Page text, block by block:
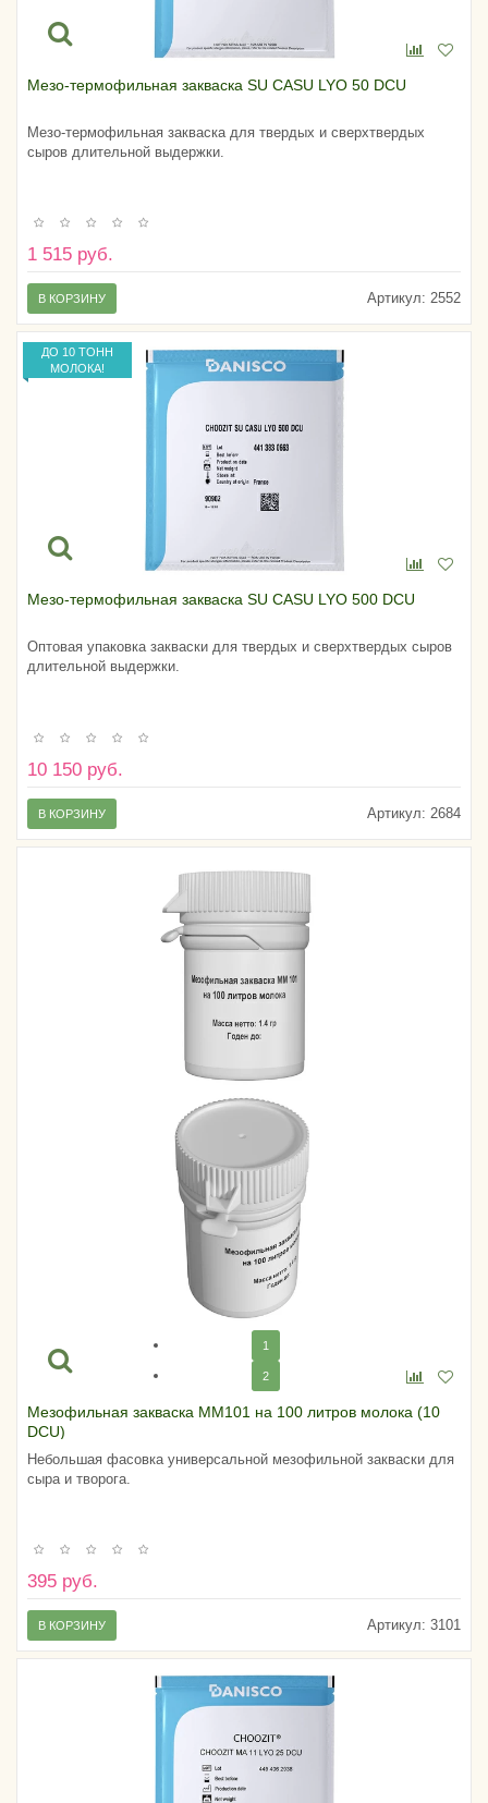
Мезо-термофильная закваска SU CASU LYO 50 DCU
Мезо-термофильная закваска для твердых и сверхтвердых
сыров длительной выдержки.
1 515 руб.
Артикул: 2552
В КОРЗИНУ
ДО 10 ТОНН
МОЛОКА!
Мезо-термофильная закваска SU CASU LYO 500 DCU
Оптовая упаковка закваски для твердых и сверхтвердых сыров
длительной выдержки.
10 150 руб.
Артикул: 2684
В КОРЗИНУ
1
2
Мезофильная закваска MM101 на 100 литров молока (10
DCU)
Небольшая фасовка универсальной мезофильной закваски для
сыра и творога.
395 руб.
Артикул: 3101
В КОРЗИНУ